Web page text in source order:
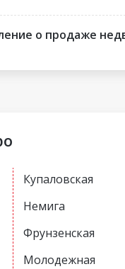
о продаже
Купаловская
Немига
Фрунзенская
Молодежная